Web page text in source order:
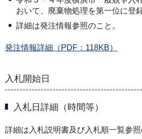
おいて、廃棄物処理を第一位に登
詳細は発注情報参照のこと。
発注情報詳細（PDF：118KB）
入札開始日
入札日詳細（時間等）
詳細は入札説明書及び入札順一覧参照